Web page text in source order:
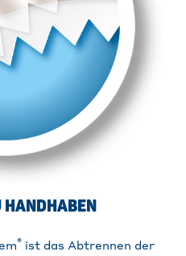
HANDHABEN
® ist das Abtrennen der